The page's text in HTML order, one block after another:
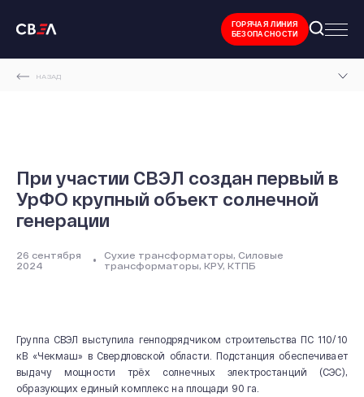
ГОРЯЧАЯ ЛИНИЯ
БЕЗОПАСНОСТИ
НАЗАД
ГЕНЕРАЦИИ
При участии СВЭЛ создан первый в
УрФО крупный объект солнечной
генерации
26 сентября
2024
Сухие трансформаторы, Силовые
трансформаторы, КРУ, КТПБ
Группа СВЭЛ выступила генподрядчиком строительства ПС 110/10
кВ «Чекмаш» в Свердловской области. Подстанция обеспечивает
выдачу мощности трёх солнечных электростанций (СЭС),
образующих единый комплекс на площади 90 га.